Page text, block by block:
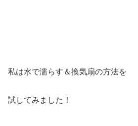
私は水で濡らす＆換気扇の方法を
試してみました！